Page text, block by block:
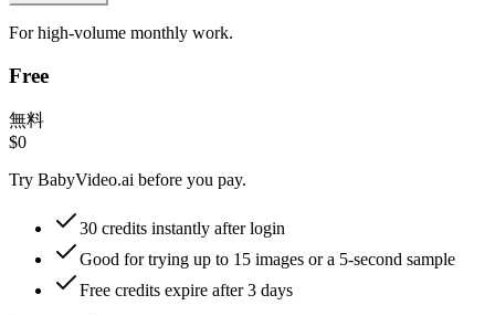
For high-volume monthly work.
Free
無料
$0
Try BabyVideo.ai before you pay.
30 credits instantly after login
Good for trying up to 15 images or a 5-second sample
Free credits expire after 3 days